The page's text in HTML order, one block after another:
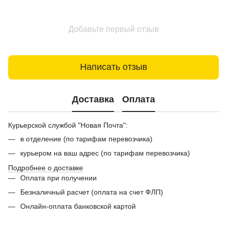
Добавьте первый отзыв
Написать отзыв
Доставка Оплата
Курьерской службой "Новая Почта":
в отделение (по тарифам перевозчика)
курьером на ваш адрес (по тарифам перевозчика)
Подробнее о доставке
Оплата при получении
Безналичный расчет (оплата на счет ФЛП)
Онлайн-оплата банковской картой